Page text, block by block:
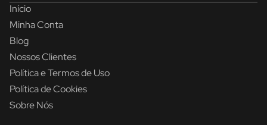
Início
Minha Conta
Blog
Nossos Clientes
Política e Termos de Uso
Política de Cookies
Sobre Nós